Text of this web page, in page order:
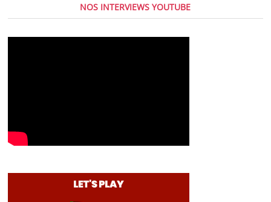
NOS INTERVIEWS YOUTUBE